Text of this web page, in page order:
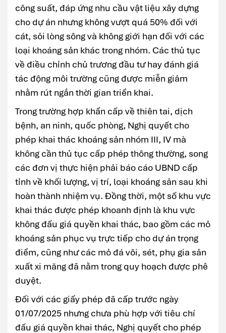
công suất, đáp ứng nhu cầu vật liệu xây dựng
cho dự án nhưng không vượt quá 50% đối với
cát, sỏi lòng sông và không giới hạn đối với các
loại khoáng sản khác trong nhóm. Các thủ tục
về điều chỉnh chủ trương đầu tư hay đánh giá
tác động môi trường cũng được miễn giảm
nhằm rút ngắn thời gian triển khai.
Trong trường hợp khẩn cấp về thiên tai, dịch
bệnh, an ninh, quốc phòng, Nghị quyết cho
phép khai thác khoáng sản nhóm III, IV mà
không cần thủ tục cấp phép thông thường, song
các đơn vị thực hiện phải báo cáo UBND cấp
tỉnh về khối lượng, vị trí, loại khoáng sản sau khi
hoàn thành nhiệm vụ. Đồng thời, một số khu vực
khai thác được phép khoanh định là khu vực
không đấu giá quyền khai thác, bao gồm các mỏ
khoáng sản phục vụ trực tiếp cho dự án trọng
điểm, cũng như các mỏ đá vôi, sét, phụ gia sản
xuất xi măng đã nằm trong quy hoạch được phê
duyệt.
Đối với các giấy phép đã cấp trước ngày
01/07/2025 nhưng chưa phù hợp với tiêu chí
đấu giá quyền khai thác, Nghị quyết cho phép